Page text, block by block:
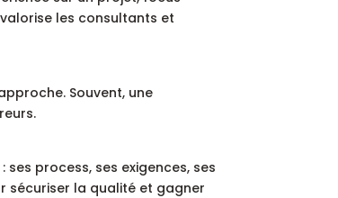
les consultants et
Souvent, une
process, ses exigences, ses
sécuriser la qualité et gagner